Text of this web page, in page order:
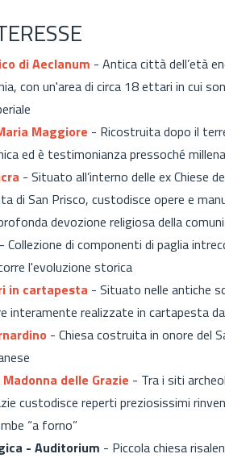
di Aeclanum - Antica città dell’età
con un'area di circa 18 ettari in cui
Maggiore - Ricostruita dopo il
ed è testimonianza pressoché
- Situato all’interno delle ex Chiese
di San Prisco, custodisce opere e
devozione religiosa della
- Collezione di componenti di paglia
l'evoluzione storica
in cartapesta - Situato nelle antiche
interamente realizzate in cartapesta
- Chiesa costruita in onore del
delle Grazie - Tra i siti
custodisce reperti preziosissimi
“a forno”
- Auditorium - Piccola chiesa